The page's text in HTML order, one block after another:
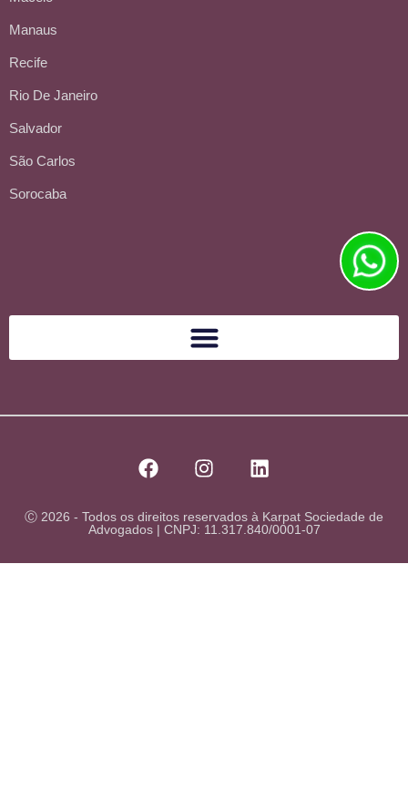
Manaus
Recife
Rio De Janeiro
Salvador
São Carlos
Sorocaba
Ⓒ 2026 - Todos os direitos reservados à Karpat Sociedade de
Advogados | CNPJ: 11.317.840/0001-07